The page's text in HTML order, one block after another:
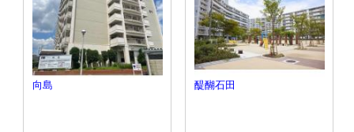
向島 醍醐石田